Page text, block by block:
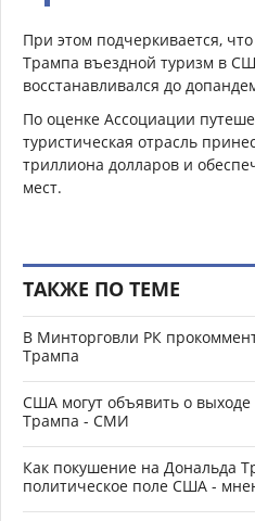
При этом подчеркивается,
Трампа въездной туризм в
восстанавливался до
По оценке Ассоциации
туристическая отрасль
триллиона долларов и
мест.
ТАКЖЕ ПО ТЕМЕ
В Минторговли РК
Трампа
США могут объявить о
Трампа - СМИ
Как покушение на Дональда
политическое поле США -